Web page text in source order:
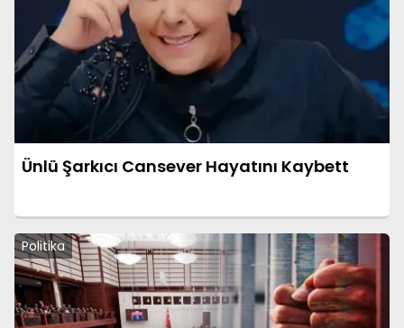
Ünlü Şarkıcı Cansever Hayatını Kaybett
Politika